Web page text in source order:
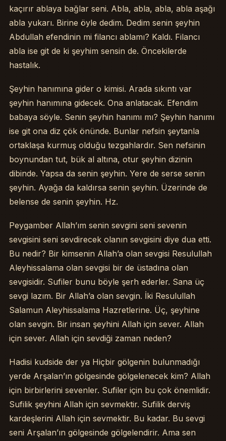
kaçırır ablaya bağlar seni. Abla, abla, abla, abla aşağı
abla yukarı. Birine öyle dedim. Dedim senin şeyhin
Abdullah efendinin mi filancı ablamı? Kaldı. Filancı
abla ise git de ki şeyhim sensin de. Öncekilerde
hastalık.
Şeyhin hanımına gider o kimisi. Arada sıkıntı var
şeyhin hanımına gidecek. Ona anlatacak. Efendim
babaya söyle. Senin şeyhin hanımı mı? Şeyhin hanımı
ise git ona diz çök önünde. Bunlar nefsin şeytanla
ortaklaşa kurmuş olduğu tezgahlardır. Sen nefsinin
boynundan tut, bük al altına, otur şeyhin dizinin
dibinde. Yapsa da senin şeyhin. Yere de serse senin
şeyhin. Ayağa da kaldırsa senin şeyhin. Üzerinde de
belense de senin şeyhin. Hz.
Peygamber Allah’ım senin sevgini seni sevenin
sevgisini seni sevdirecek olanın sevgisini diye dua etti.
Bu nedir? Bir kimsenin Allah’a olan sevgisi Resulullah
Aleyhissalama olan sevgisi bir de üstadına olan
sevgisidir. Sufiler bunu böyle şerh ederler. Sana üç
sevgi lazım. Bir Allah’a olan sevgin. İki Resulullah
Salamun Aleyhissalama Hazretlerine. Üç, şeyhine
olan sevgin. Bir insan şeyhini Allah için sever. Allah
için sever. Allah için sevdiği zaman neden?
Hadisi kudside der ya Hiçbir gölgenin bulunmadığı
yerde Arşalan’ın gölgesinde gölgelenecek kim? Allah
için birbirlerini sevenler. Sufiler için bu çok önemlidir.
Sufilik şeyhini Allah için sevmektir. Sufilik derviş
kardeşlerini Allah için sevmektir. Bu kadar. Bu sevgi
seni Arşalan’ın gölgesinde gölgelendirir. Ama sen